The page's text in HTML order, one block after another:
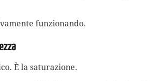
funzionando.
È la saturazione.